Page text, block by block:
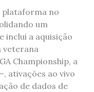
plataforma no
um
inclui a aquisição
veterana
Championship, a
ativações ao vivo
de dados de